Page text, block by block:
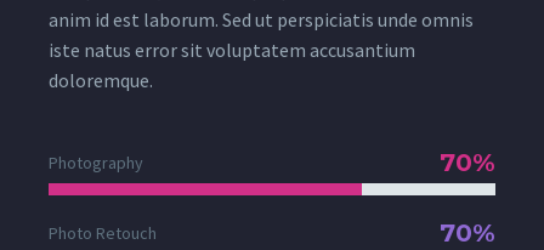
anim id est laborum. Sed ut perspiciatis unde omnis
iste natus error sit voluptatem accusantium
doloremque.
Photography 70%
Photo Retouch 70%